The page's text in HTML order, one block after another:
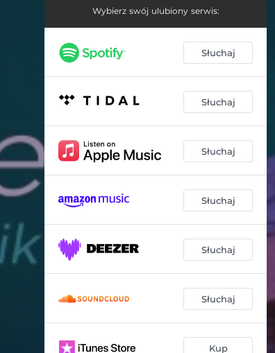
Wybierz swój ulubiony serwis:
Słuchaj
Słuchaj
Słuchaj
Słuchaj
Słuchaj
Słuchaj
Kup